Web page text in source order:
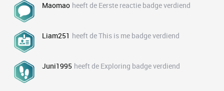
Maomao heeft de Eerste reactie badge verdiend
Liam251 heeft de This is me badge verdiend
Juni1995 heeft de Exploring badge verdiend